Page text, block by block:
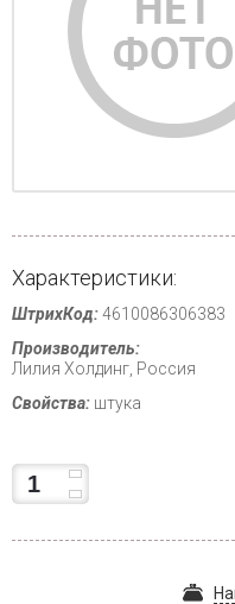
Характеристики:
ШтрихКод:4610086306383
Производитель:
Лилия Холдинг, Россия
Свойства: штука